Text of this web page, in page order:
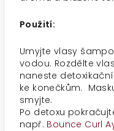
Použití:
Umyjte vlasy
vodou. Rozdělte
naneste
ke konečkům.
smyjte.
Po detoxu
např. Bounce Curl